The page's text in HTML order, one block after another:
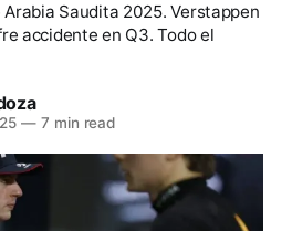
Saudita 2025. Verstappen
accidente en Q3. Todo el
— 7 min read